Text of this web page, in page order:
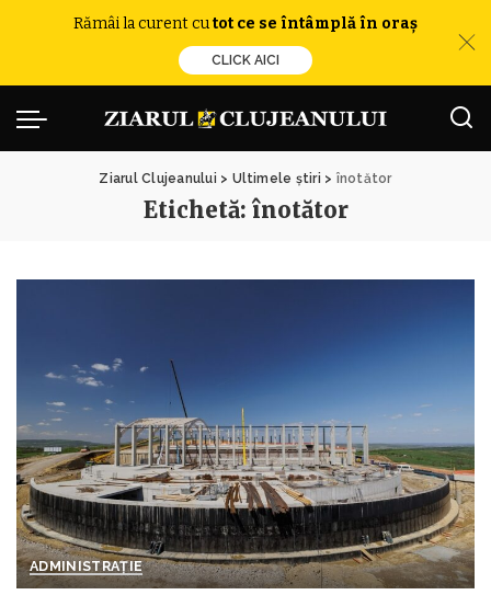
Rămâi la curent cutot ce se întâmplă în oraș
CLICK AICI
Ziarul Clujeanului > Ultimele știri > înotător
Etichetă: înotător
ADMINISTRAȚIE